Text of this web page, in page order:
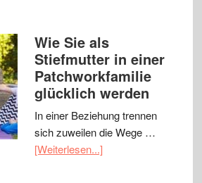
Wie Sie als
Stiefmutter in einer
Patchworkfamilie
glücklich werden
In einer Beziehung trennen
sich zuweilen die Wege …
[Weiterlesen...]